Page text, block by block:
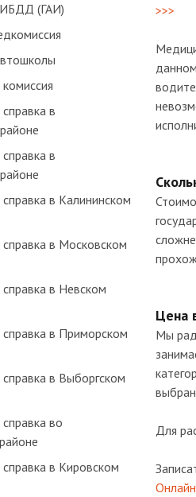
>>>
Цена
Мы
Для
(ГАИ)
в
в
в Калининском
в Московском
в Невском
справка в Приморском
в Выборгском
во
в Кировском